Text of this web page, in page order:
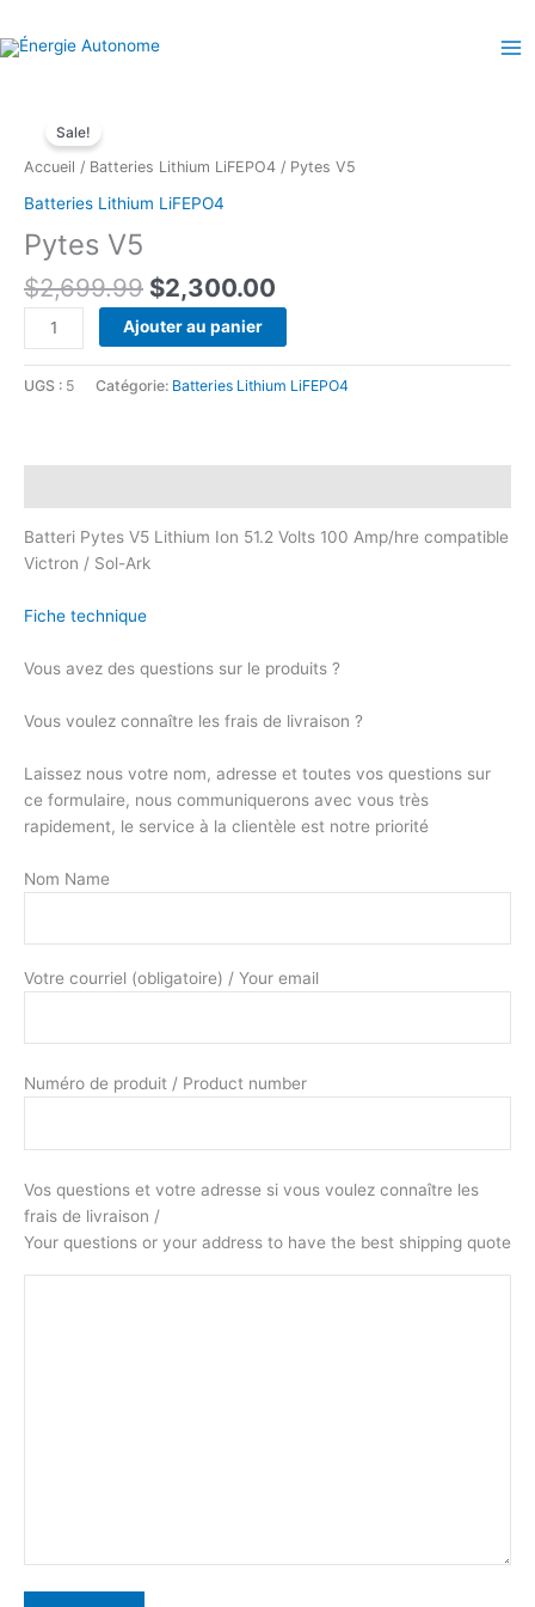
au
Sale!
Accueil / Batteries Lithium LiFEPO4 / Pytes V5
Batteries Lithium LiFEPO4
Pytes V5
$2,699.99 Le
prix
initial
était :
$2,699.99.
$2,300.00
prix
actuel
est :
$2,300.00.
quantité
de
Pytes
V5
Ajouter au panier
UGS : 5 Catégorie: Batteries Lithium LiFEPO4
Batteri Pytes V5 Lithium Ion 51.2 Volts 100 Amp/hre compatible
Victron / Sol-Ark
Fiche technique
Vous avez des questions sur le produits ?
Vous voulez connaître les frais de livraison ?
Laissez nous votre nom, adresse et toutes vos questions sur
ce formulaire, nous communiquerons avec vous très
rapidement, le service à la clientèle est notre priorité
Nom Name
Votre courriel (obligatoire) / Your email
Numéro de produit / Product number
Vos questions et votre adresse si vous voulez connaître les
frais de livraison /
Your questions or your address to have the best shipping quote